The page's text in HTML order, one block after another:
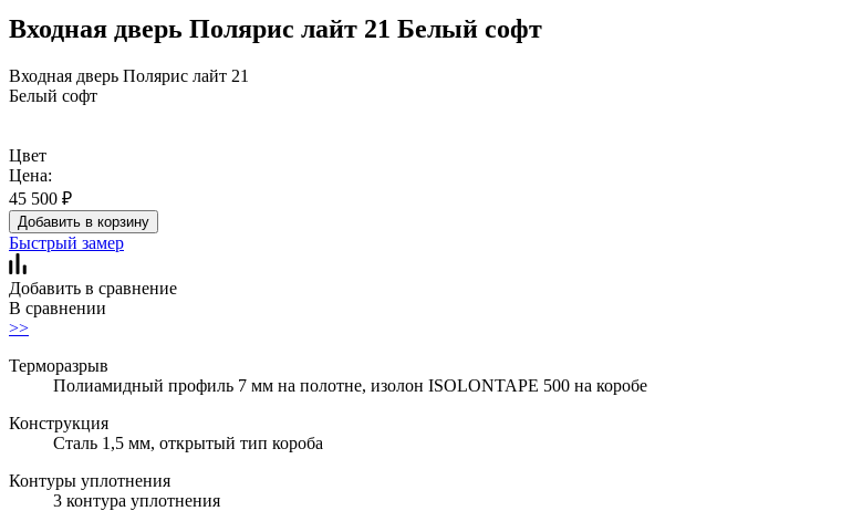
Входная дверь Полярис лайт 21 Белый софт
Входная дверь Полярис лайт 21
Белый софт
Цвет
Цена:
45 500 ₽
Добавить в корзину
Быстрый замер
Добавить в сравнение
В сравнении
>>
Терморазрыв
Полиамидный профиль 7 мм на полотне, изолон ISOLONTAPE 500 на коробе
Конструкция
Сталь 1,5 мм, открытый тип короба
Контуры уплотнения
3 контура уплотнения